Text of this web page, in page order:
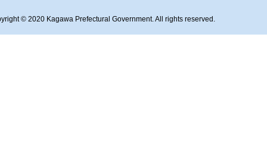
© 2020 Kagawa Prefectural Government. All rights reserved.